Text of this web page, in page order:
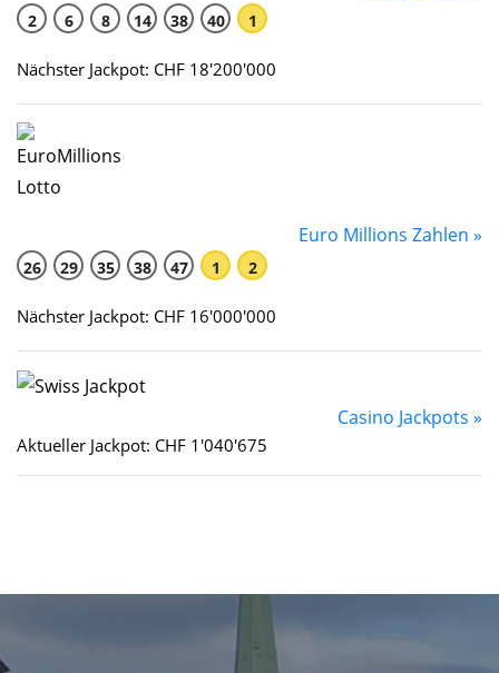
2 6 8 14 38 40 1
Nächster Jackpot: CHF 18'200'000
Euro Millions Zahlen »
26 29 35 38 47 1 2
Nächster Jackpot: CHF 16'000'000
Casino Jackpots »
Aktueller Jackpot: CHF 1'040'675